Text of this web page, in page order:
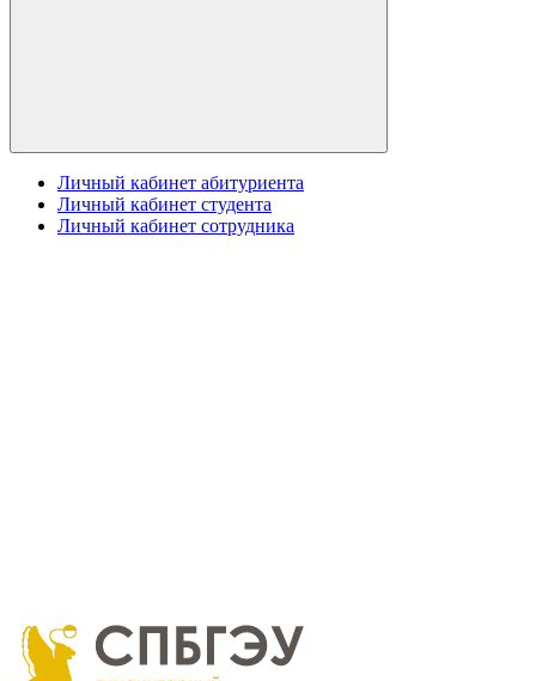
Личный кабинет абитуриента
Личный кабинет студента
Личный кабинет сотрудника